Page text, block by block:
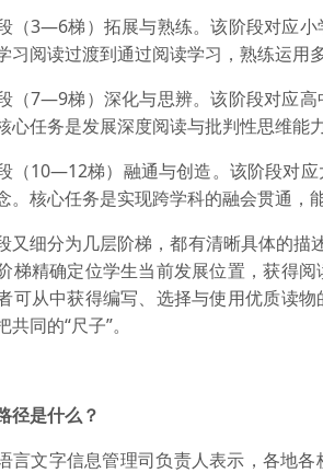
（3—6梯）拓展与熟练。该阶段对应
习阅读过渡到通过阅读学习，熟练运用
（7—9梯）深化与思辨。该阶段对应
心任务是发展深度阅读与批判性思维能
（10—12梯）融通与创造。该阶段对
。核心任务是实现跨学科的融会贯通，
又细分为几层阶梯，都有清晰具体的描
梯精确定位学生当前发展位置，获得
可从中获得编写、选择与使用优质读
同的“尺子”。
径是什么？
言文字信息管理司负责人表示，各地